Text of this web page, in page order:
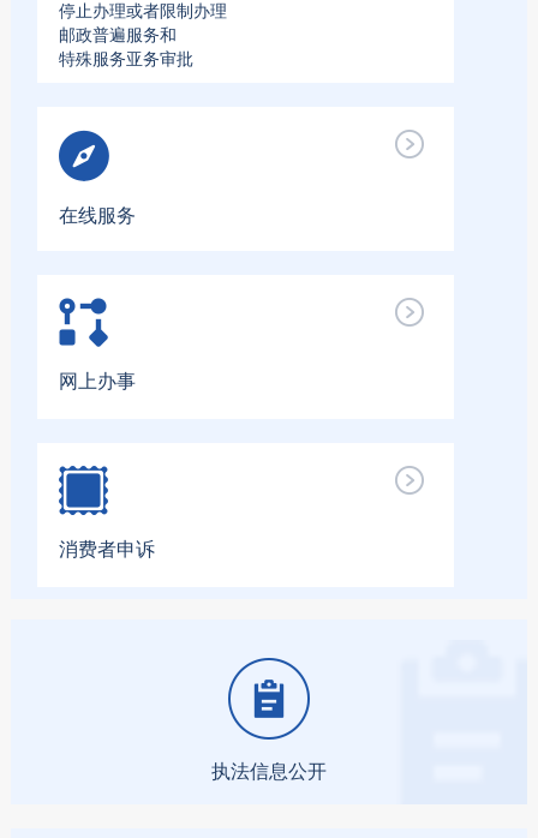
停止办理或者限制办理
邮政普遍服务和
特殊服务亚务审批
在线服务
网上办事
消费者申诉
执法信息公开